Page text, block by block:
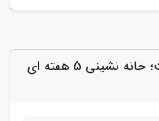
دیدگاه های مرتبط با "بارسلونا گفت؛ خانه نشینی 5 هفته ای